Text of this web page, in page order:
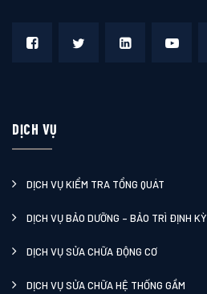
DỊCH VỤ
DỊCH VỤ KIỂM TRA TỔNG QUÁT
DỊCH VỤ BẢO DƯỠNG – BẢO TRÌ ĐỊNH KỲ
DỊCH VỤ SỬA CHỮA ĐỘNG CƠ
DỊCH VỤ SỬA CHỮA HỆ THỐNG GẦM